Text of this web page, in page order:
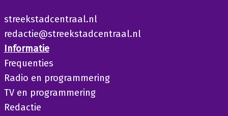
streekstadcentraal.nl
redactie@streekstadcentraal.nl
Informatie
Frequenties
Radio en programmering
TV en programmering
Redactie